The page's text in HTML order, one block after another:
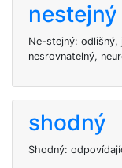
nestejný
Ne-stejný: odlišný,
nesrovnatelný,
shodný
Shodný: